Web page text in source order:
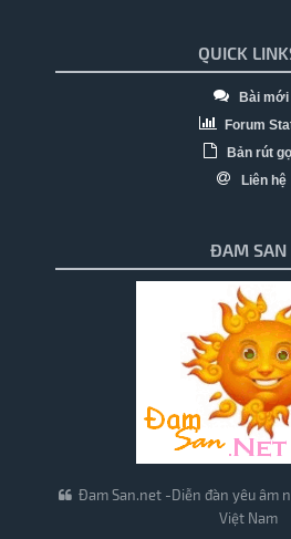
QUICK
Bài mới
Forum
Bản rút
Liên hệ
ĐAM SAN
Đam San.net -Diễn đàn yêu âm
Việt Nam